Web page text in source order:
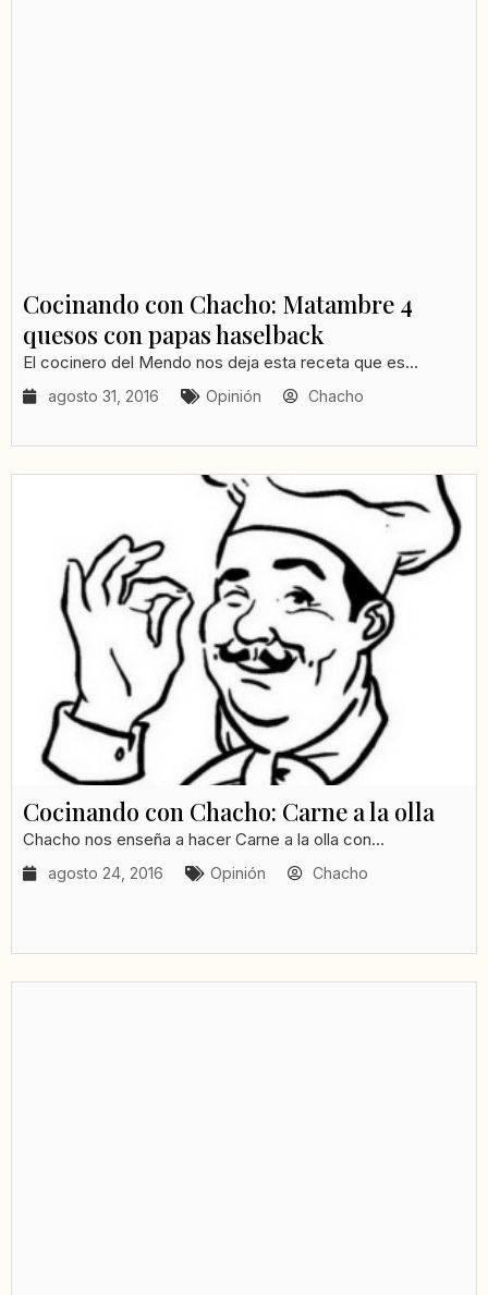
Cocinando con Chacho: Matambre 4
quesos con papas haselback
El cocinero del Mendo nos deja esta receta que es...
agosto 31, 2016 Opinión Chacho
Cocinando con Chacho: Carne a la olla
Chacho nos enseña a hacer Carne a la olla con...
agosto 24, 2016 Opinión Chacho